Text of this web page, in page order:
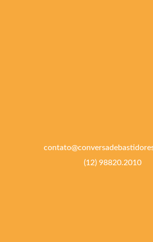
(12) 98820.2010